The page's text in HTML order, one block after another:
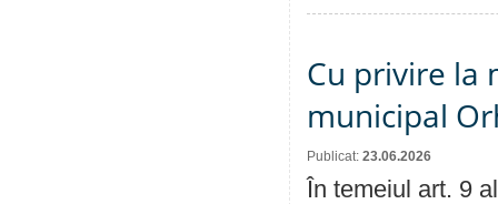
Cu privire la
municipal
Publicat: 23.06.2026
În temeiul art. 9